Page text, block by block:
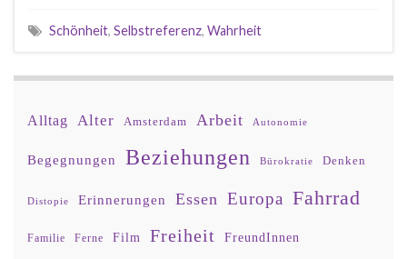
Schönheit, Selbstreferenz, Wahrheit
Alltag Alter Amsterdam Arbeit Autonomie
Begegnungen Beziehungen Bürokratie Denken
Distopie Erinnerungen Essen Europa Fahrrad
Familie Ferne Film Freiheit FreundInnen